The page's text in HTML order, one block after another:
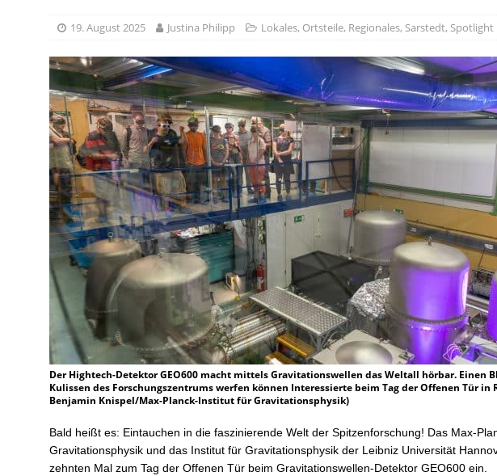
Rätsel um Vossenhaus gelöst
LOKALES
Jetzt anmelden für die FITNASS-Tour im Innerstebad
19. August 2025 Justina Philipp Lokales, Ortsteile, Regionales, Sarstedt, Spotlight
Der Hightech-Detektor GEO600 macht mittels Gravitationswellen das Weltall hörbar. Einen
Kulissen des Forschungszentrums werfen können Interessierte beim Tag der Offenen Tür in
Benjamin Knispel/Max-Planck-Institut für Gravitationsphysik)
Bald heißt es: Eintauchen in die faszinierende Welt der Spitzenforschung! Das Max-
Gravitationsphysik und das Institut für Gravitationsphysik der Leibniz Universität
zehnten Mal zum Tag der Offenen Tür beim Gravitationswellen-Detektor GEO600 ein.